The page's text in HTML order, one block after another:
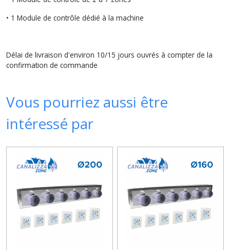
• 1 Module de contrôle dédié à la machine
Délai de livraison d'environ 10/15 jours ouvrés à compter de la
confirmation de commande
Vous pourriez aussi être
intéressé par